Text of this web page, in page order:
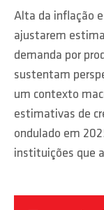
Alta da inflação
ajustarem
demanda por
sustentam
um contexto
estimativas de
ondulado em
instituições que